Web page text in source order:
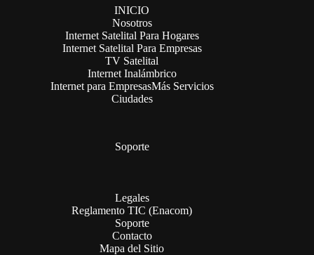
INICIO
Nosotros
Internet Satelital Para Hogares
Internet Satelital Para Empresas
TV Satelital
Internet Inalámbrico
Internet para EmpresasMás Servicios
Ciudades
Soporte
Legales
Reglamento TIC (Enacom)
Soporte
Contacto
Mapa del Sitio